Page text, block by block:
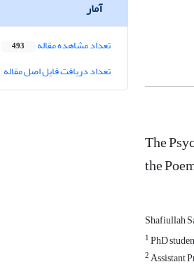
The
the
Shafiullah
1PhD
2Assistant
آمار
تعداد مشاهده مقاله 493
تعداد دریافت فایل اصل مقاله